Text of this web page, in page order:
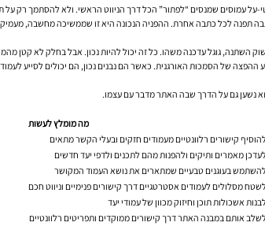
על עמוסים שמנסים “לפתור” הכל דרך הניווט הראשי. ולא להסתמך רק
כתבה תפנה לכל כתבה אחרת. ההפניה הנכונה היא זו שממשיכה מחשבה,
השתנה, גוגל עדכנה משהו. כל זה יכול להיות נכון. אבל בחלק לא קטן
ההפצה של הסמכות האורגנית. כאשר הם נבנים נכון, הם יכולים לסייע
נשען גם על הדרך שבה האתר מדבר עם עצמו.
מה מומלץ לעשות
קישורים רלוונטיים מעמודים חזקים ובעלי הקשר מתאים
מאמרים ותיקים ולהפנות מהם לתכנים ולדפי יעד חדשים
בעוגנים טבעיים שמתארים את נושא העמוד המקושר
מסלולים לעמודים אסטרטגיים דרך קישורים פנימיים וניווט חכם
אשכולות תוכן וחיזוק מכוון של עמודי יעד
אותם במבנה האתר דרך קישורים ממוקדים ותפריטים רלוונטיים